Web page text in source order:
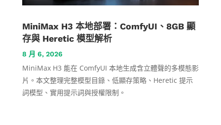
MiniMax H3 本地部署：ComfyUI、8GB 顯
存與 Heretic 模型解析
8 月 6, 2026
MiniMax H3 能在 ComfyUI 本地生成含立體聲的多模態影
片。本文整理完整模型目錄、低顯存策略、Heretic 提示
詞模型、實用提示詞與授權限制。